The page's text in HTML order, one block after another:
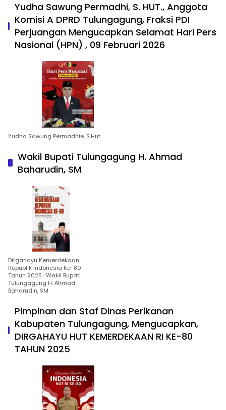
Yudha Sawung Permadhi, S. HUT., Anggota
Komisi A DPRD Tulungagung, Fraksi PDI
Perjuangan Mengucapkan Selamat Hari Pers
Nasional (HPN) , 09 Februari 2026
Yudha Sawung Permadhie, S.Hut
Wakil Bupati Tulungagung H. Ahmad
Baharudin, SM
Dirgahayu Kemerdekaan
Republik Indonesia Ke-80
Tahun 2025 : Wakil Bupati
Tulungagung H. Ahmad
Baharudin, SM
Pimpinan dan Staf Dinas Perikanan
Kabupaten Tulungagung, Mengucapkan,
DIRGAHAYU HUT KEMERDEKAAN RI KE-80
TAHUN 2025